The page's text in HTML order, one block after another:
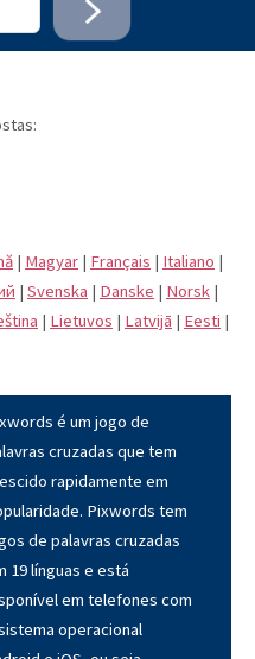
| Magyar | Français | Italiano |
| Svenska | Danske | Norsk |
| Lietuvos | Latvijā | Eesti |
é um jogo de
cruzadas que tem
rapidamente em
Pixwords tem
de palavras cruzadas
19 línguas e está
em telefones com
operacional